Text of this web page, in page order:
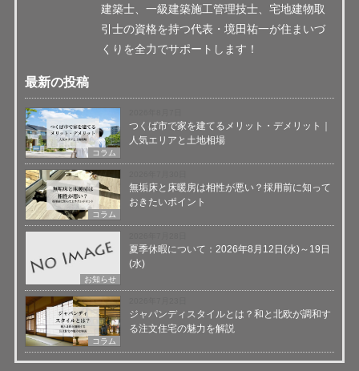
建築士、一級建築施工管理技士、宅地建物取
引士の資格を持つ代表・境田祐一が住まいづ
くりを全力でサポートします！
最新の投稿
コラム
つくば市で家を建てるメリット・デメリット｜
人気エリアと土地相場
コラム
無垢床と床暖房は相性が悪い？採用前に知って
おきたいポイント
お知らせ
夏季休暇について：2026年8月12日(水)～19日
(水)
コラム
ジャパンディスタイルとは？和と北欧が調和す
る注文住宅の魅力を解説